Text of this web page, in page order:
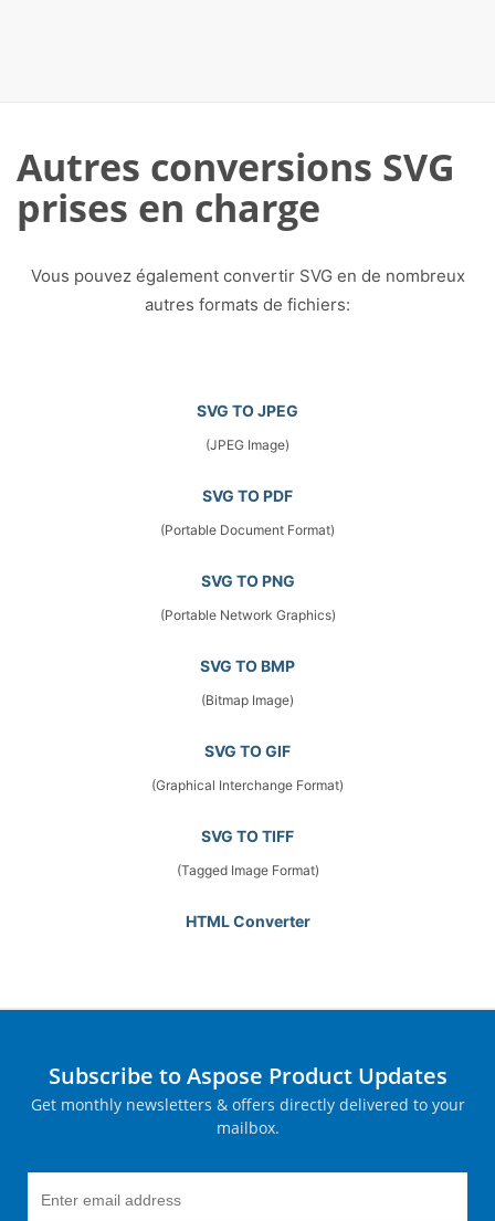
Autres conversions SVG
prises en charge
Vous pouvez également convertir SVG en de nombreux
autres formats de fichiers:
SVG TO JPEG
(JPEG Image)
SVG TO PDF
(Portable Document Format)
SVG TO PNG
(Portable Network Graphics)
SVG TO BMP
(Bitmap Image)
SVG TO GIF
(Graphical Interchange Format)
SVG TO TIFF
(Tagged Image Format)
HTML Converter
Subscribe to Aspose Product Updates
Get monthly newsletters & offers directly delivered to your
mailbox.